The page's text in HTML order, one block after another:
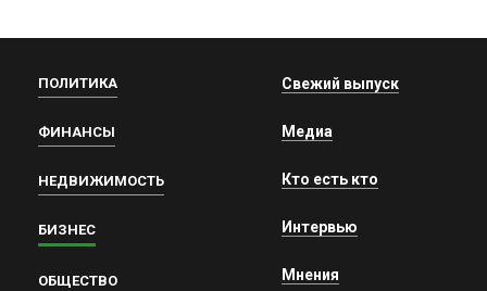
ПОЛИТИКА
ФИНАНСЫ
НЕДВИЖИМОСТЬ
БИЗНЕС
ОБЩЕСТВО
Свежий выпуск
Медиа
Кто есть кто
Интервью
Мнения